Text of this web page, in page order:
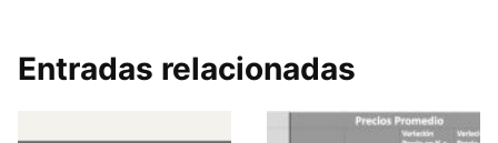
Entradas relacionadas